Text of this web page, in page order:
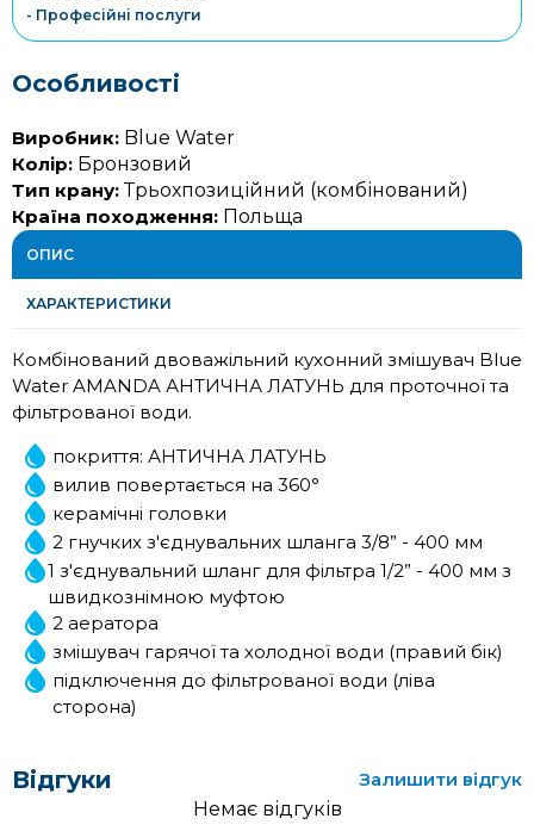
- Професійні послуги
Особливості
Виробник: Blue Water
Колір: Бронзовий
Тип крану:Трьохпозиційний (комбінований)
Країна походження: Польща
ОПИС
ХАРАКТЕРИСТИКИ
Комбінований двоважільний кухонний змішувач Blue
Water AMANDA АНТИЧНА ЛАТУНЬ для проточної та
фільтрованої води.
покриття: АНТИЧНА ЛАТУНЬ
вилив повертається на 360°
керамічні головки
2 гнучких з'єднувальних шланга 3/8” - 400 мм
1 з'єднувальний шланг для фільтра 1/2” - 400 мм з
швидкознімною муфтою
2 аератора
змішувач гарячої та холодної води (правий бік)
підключення до фільтрованої води (ліва
сторона)
Відгуки
Залишити відгук
Немає відгуків